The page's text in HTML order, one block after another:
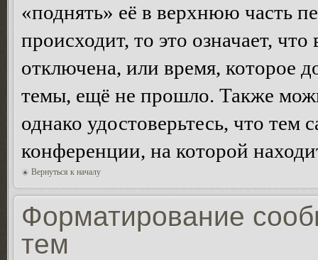
«поднять» её в верхнюю часть
происходит, то это означает,
отключена, или время, которое
темы, ещё не прошло. Также
однако удостоверьтесь, что
конференции, на которой
Вернуться к началу
Форматирование
тем